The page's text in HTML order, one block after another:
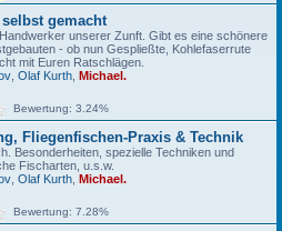
gemacht
unserer Zunft. Gibt es eine schönere
- ob nun Gespließte, Kohlefaserrute
mit Euren Ratschlägen.
Olaf Kurth
Michael.
Bewertung: 3.24%
Fliegenfischen-Praxis & Technik
Besonderheiten, spezielle Techniken und
Fischarten, u.s.w.
Olaf Kurth
Michael.
Bewertung: 7.28%